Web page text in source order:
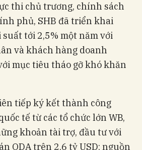
thi chủ trương, chính sách
phủ, SHB đã triển khai
tới 2,5% một năm với
và khách hàng doanh
mục tiêu tháo gỡ khó khăn
tiếp ký kết thành công
tế từ các tổ chức lớn WB,
khoản tài trợ, đầu tư với
ODA trên 2,6 tỷ USD; nguồn